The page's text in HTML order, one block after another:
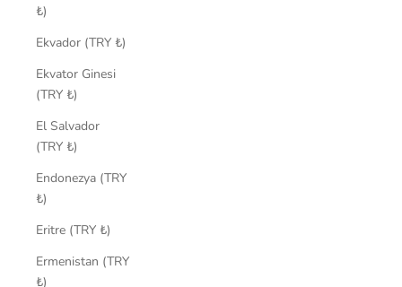
₺)
Ekvador (TRY ₺)
Ekvator Ginesi
(TRY ₺)
El Salvador
(TRY ₺)
Endonezya (TRY
₺)
Eritre (TRY ₺)
Ermenistan (TRY
₺)